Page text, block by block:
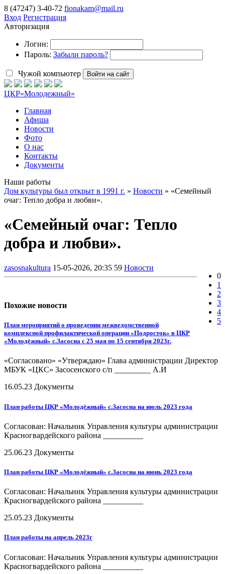
8 (47247) 3-40-72 fionakam@mail.ru
Вход Регистрация
Авторизация
Логин:
Пароль: Забыли пароль?
Чужой компьютер Войти на сайт
ЦКР«Молодежный»
Главная
Афиша
Новости
Фото
О нас
Контакты
Документы
Наши работы
Дом культуры был открыт в 1991 г. » Новости » «Семейный
очаг: Тепло добра и любви».
«Семейный очаг: Тепло
добра и любви».
zasosnakultura 15-05-2026, 20:35 59 Новости
0
1
2
3
4
5
Похожие новости
План мероприятий о проведении межведомственной
комплексной профилактической операции «Подросток» в ЦКР
«Молодёжный» с.Засосна с 25 мая по 15 сентября 2023г.
«Согласовано» «Утверждаю» Глава администрации Директор
МБУК «ЦКС» Засосенского с/п _________ А.И
16.05.23 Документы
План работы ЦКР «Молодёжный» с.Засосна на июль 2023 года
Согласован: Начальник Управления культуры администрации
Красногвардейского района __________
25.06.23 Документы
План работы ЦКР «Молодёжный» с.Засосна на июнь 2023 года
Согласован: Начальник Управления культуры администрации
Красногвардейского района __________
25.05.23 Документы
План работы на апрель 2023г
Согласован: Начальник Управления культуры администрации
Красногвардейского района __________